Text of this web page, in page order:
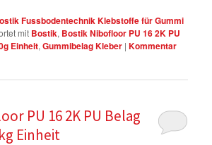
Fussbodentechnik Klebstoffe für Gummi
mit Bostik, Bostik Nibofloor PU 16 2K PU
Einheit,Gummibelag Kleber |Kommentar
PU 16 2K PU Belag
Einheit